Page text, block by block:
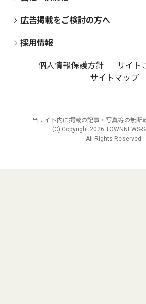
広告掲載をご検討の方へ
採用情報
個人情報保護方針
サイト
サイトマップ
当サイト内に掲載の記事・写真等の無断
(C) Copyright 2026 TOWNNEWS-
All Rights Reserved.